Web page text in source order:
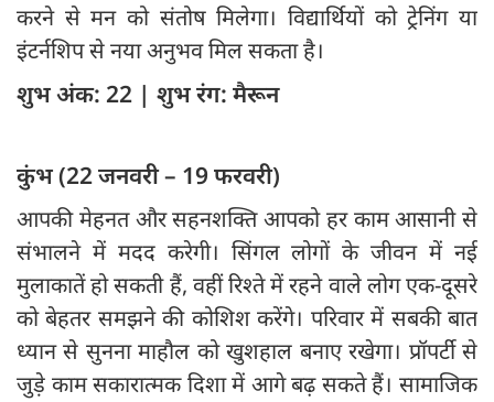
करने से मन को संतोष मिलेगा। विद्यार्थियों को ट्रेनिंग या
इंटर्नशिप से नया अनुभव मिल सकता है।
शुभ अंक: 22 | शुभ रंग: मैरून
कुंभ (22 जनवरी – 19 फरवरी)
आपकी मेहनत और सहनशक्ति आपको हर काम आसानी से
संभालने में मदद करेगी। सिंगल लोगों के जीवन में नई
मुलाकातें हो सकती हैं, वहीं रिश्ते में रहने वाले लोग एक-दूसरे
को बेहतर समझने की कोशिश करेंगे। परिवार में सबकी बात
ध्यान से सुनना माहौल को खुशहाल बनाए रखेगा। प्रॉपर्टी से
जुड़े काम सकारात्मक दिशा में आगे बढ़ सकते हैं। सामाजिक